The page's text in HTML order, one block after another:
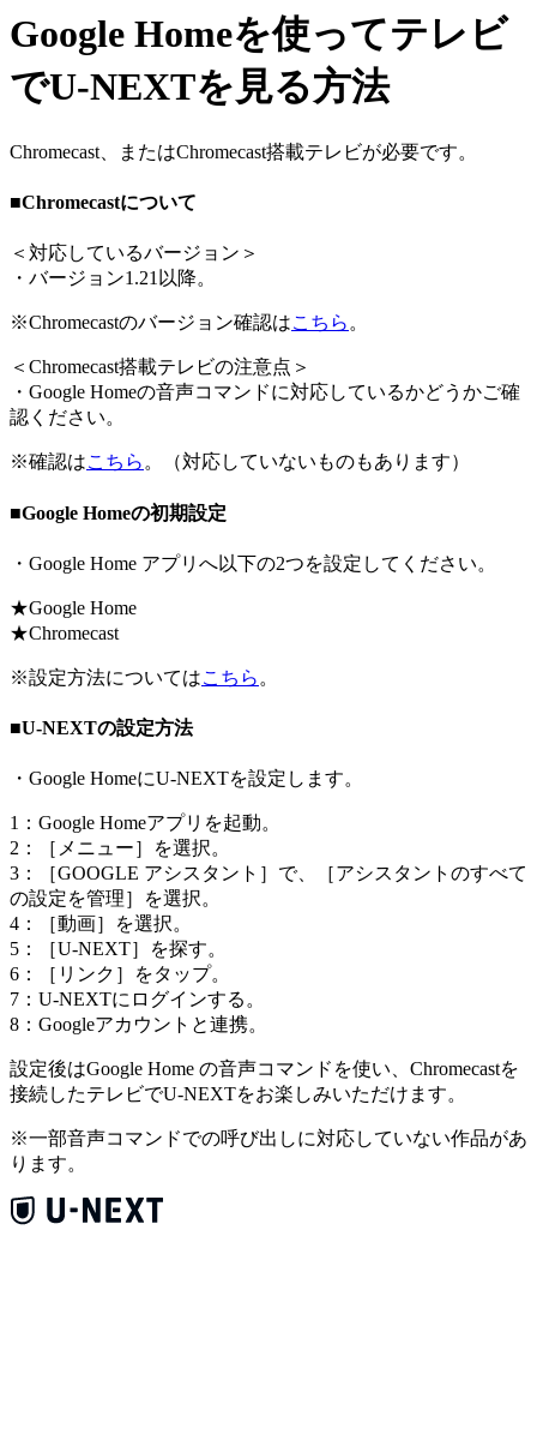
Google Homeを使ってテレビ
でU-NEXTを見る方法
Chromecast、またはChromecast搭載テレビが必要です。
■Chromecastについて
＜ 対応しているバージョン ＞
・バージョン1.21以降。
※Chromecastのバージョン確認はこちら 。
＜ Chromecast搭載テレビの注意点 ＞
・Google Homeの音声コマンドに対応しているかどうかご確
認ください。
※確認はこちら 。（対応していないものもあります）
■Google Homeの初期設定
・Google Home アプリへ以下の2つを設定してください。
★Google Home
★Chromecast
※設定方法についてはこちら 。
■U-NEXTの設定方法
・Google HomeにU-NEXTを設定します。
1：Google Homeアプリを起動。
2：［メニュー］を選択。
3：［GOOGLE アシスタント］で、［アシスタントのすべて
の設定を管理］を選択。
4：［動画］を選択。
5：［U-NEXT］を探す。
6：［リンク］をタップ。
7：U-NEXTにログインする。
8：Googleアカウントと連携。
設定後はGoogle Home の音声コマンドを使い、Chromecastを
接続したテレビでU-NEXTをお楽しみいただけます。
※一部音声コマンドでの呼び出しに対応していない作品があ
ります。